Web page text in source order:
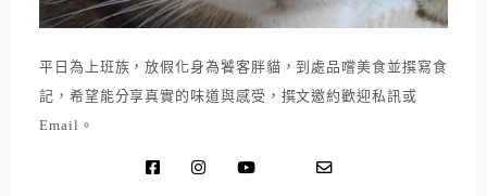
平日為上班族，放假化身為饕客胖貓，到處品嚐美食並撰寫食
記，希望能分享真實的味道與感受，撰文邀約歡迎私訊或
Email。